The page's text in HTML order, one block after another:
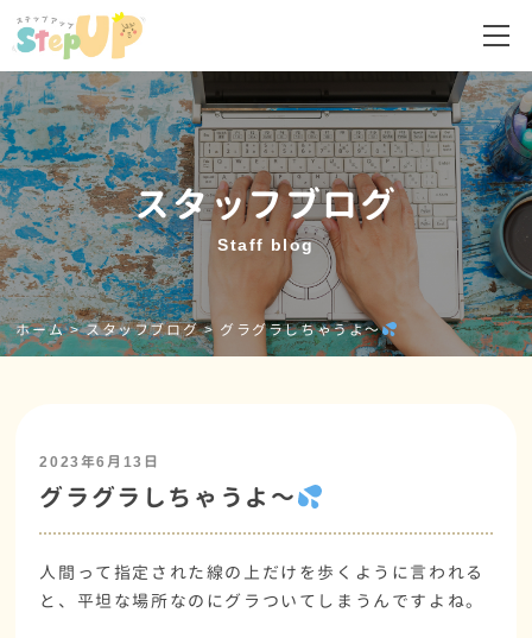
スタッフブログ
Staff blog
ホーム>スタッフブログ> グラグラしちゃうよ～
2023年6月13日
グラグラしちゃうよ～
人間って指定された線の上だけを歩くように言われる
と、平坦な場所なのにグラついてしまうんですよね。